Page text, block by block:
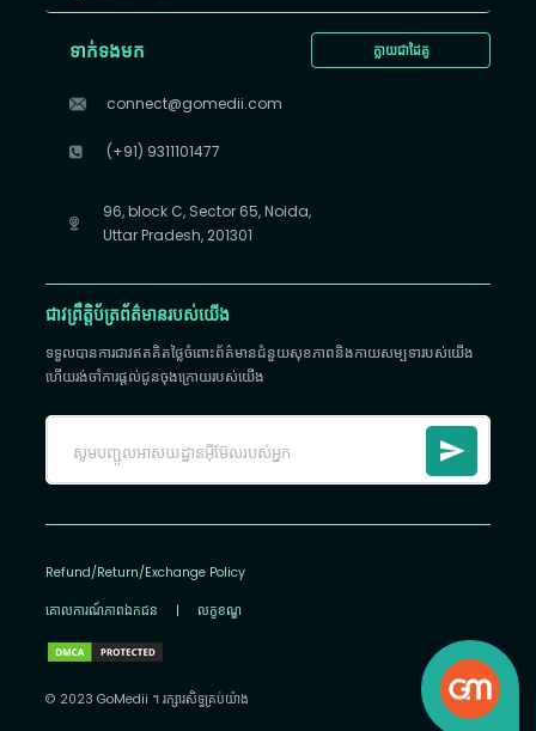
ក្លាយជាដៃគូ
ទាក់ទងមក
connect@gomedii.com
(+91) 9311101477
96, block C, Sector 65, Noida,
Uttar Pradesh, 201301
ជាវព្រឹត្តិប័ត្រព័ត៌មានរបស់យើង
ទទួលបានការជាវឥតគិតថ្លៃចំពោះព័ត៌មានជំនួយសុខភាពនិងកាយសម្បទារបស់យើង
ហើយរង់ចាំការផ្តល់ជូនចុងក្រោយរបស់យើង
Refund/Return/Exchange Policy
គោលការណ៍​ភាព​ឯកជន | លក្ខខណ្ឌ
© 2023 GoMedii ។ រក្សា​រ​សិទ្ធ​គ្រប់យ៉ាង